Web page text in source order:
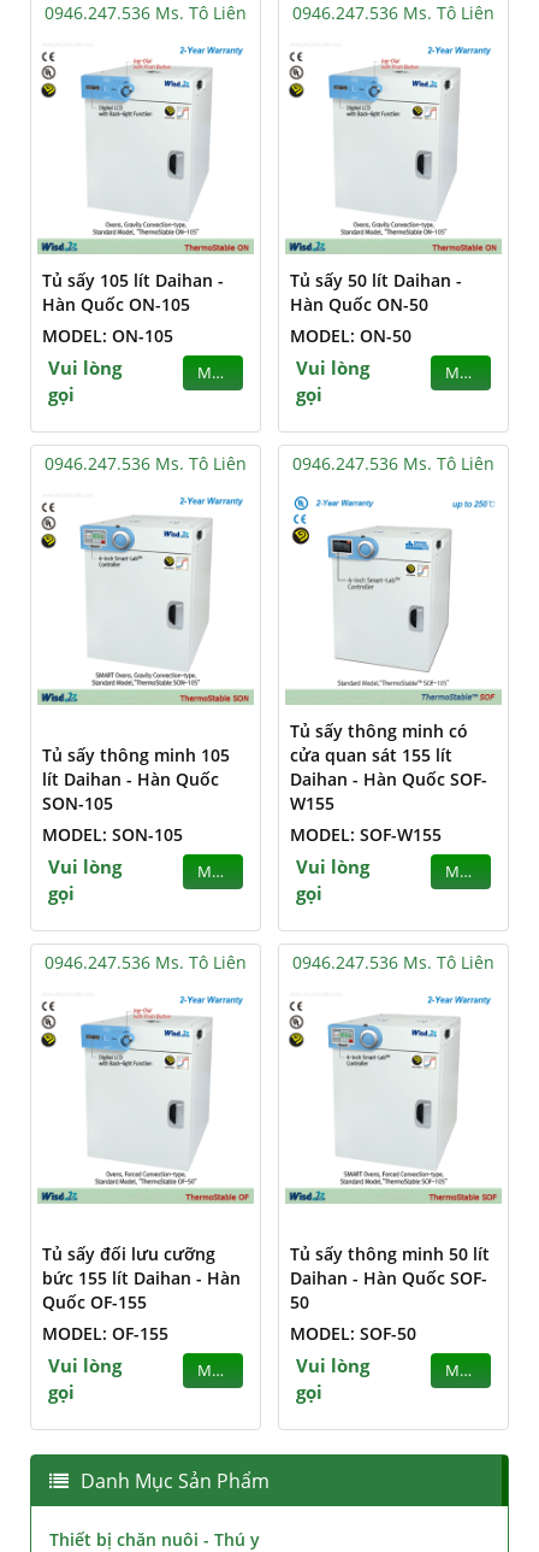
0946.247.536 Ms. Tô Liên
Tủ sấy 105 lít Daihan -
Hàn Quốc ON-105
MODEL: ON-105
Vui lòng
gọi
MUA
0946.247.536 Ms. Tô Liên
Tủ sấy 50 lít Daihan -
Hàn Quốc ON-50
MODEL: ON-50
Vui lòng
gọi
MUA
0946.247.536 Ms. Tô Liên
Tủ sấy thông minh 105
lít Daihan - Hàn Quốc
SON-105
MODEL: SON-105
Vui lòng
gọi
MUA
0946.247.536 Ms. Tô Liên
Tủ sấy thông minh có
cửa quan sát 155 lít
Daihan - Hàn Quốc SOF-
W155
MODEL: SOF-W155
Vui lòng
gọi
MUA
0946.247.536 Ms. Tô Liên
Tủ sấy đối lưu cưỡng
bức 155 lít Daihan - Hàn
Quốc OF-155
MODEL: OF-155
Vui lòng
gọi
MUA
0946.247.536 Ms. Tô Liên
Tủ sấy thông minh 50 lít
Daihan - Hàn Quốc SOF-
50
MODEL: SOF-50
Vui lòng
gọi
MUA
Danh Mục Sản Phẩm
Thiết bị chăn nuôi - Thú y